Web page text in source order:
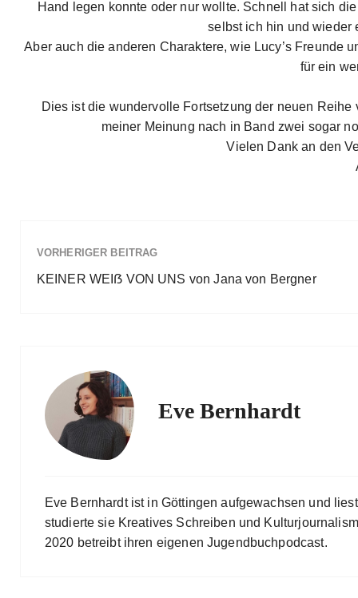
Hand legen konnte oder nur wollte. Schnell hat sich
selbst ich hin und wieder
Aber auch die anderen Charaktere, wie Lucy’s Freunde
für ein
Dies ist die wundervolle Fortsetzung der neuen
meiner Meinung nach in Band zwei sogar
Vielen Dank an den
VORHERIGER BEITRAG
KEINER WEIẞ VON UNS von Jana von Bergner
Eve Bernhardt
Eve Bernhardt ist in Göttingen aufgewachsen und
studierte sie Kreatives Schreiben und
2020 betreibt ihren eigenen Jugendbuchpodcast.